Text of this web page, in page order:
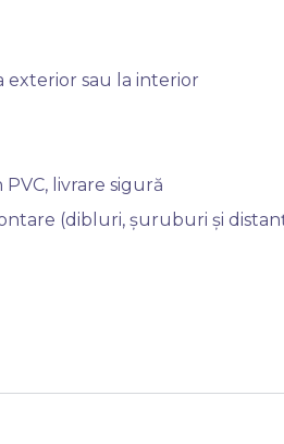
exterior sau la interior
livrare sigură
(dibluri, șuruburi și